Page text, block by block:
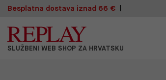
Besplatna dostava iznad 66 €
SLUŽBENI WEB SHOP ZA HRVATSKU